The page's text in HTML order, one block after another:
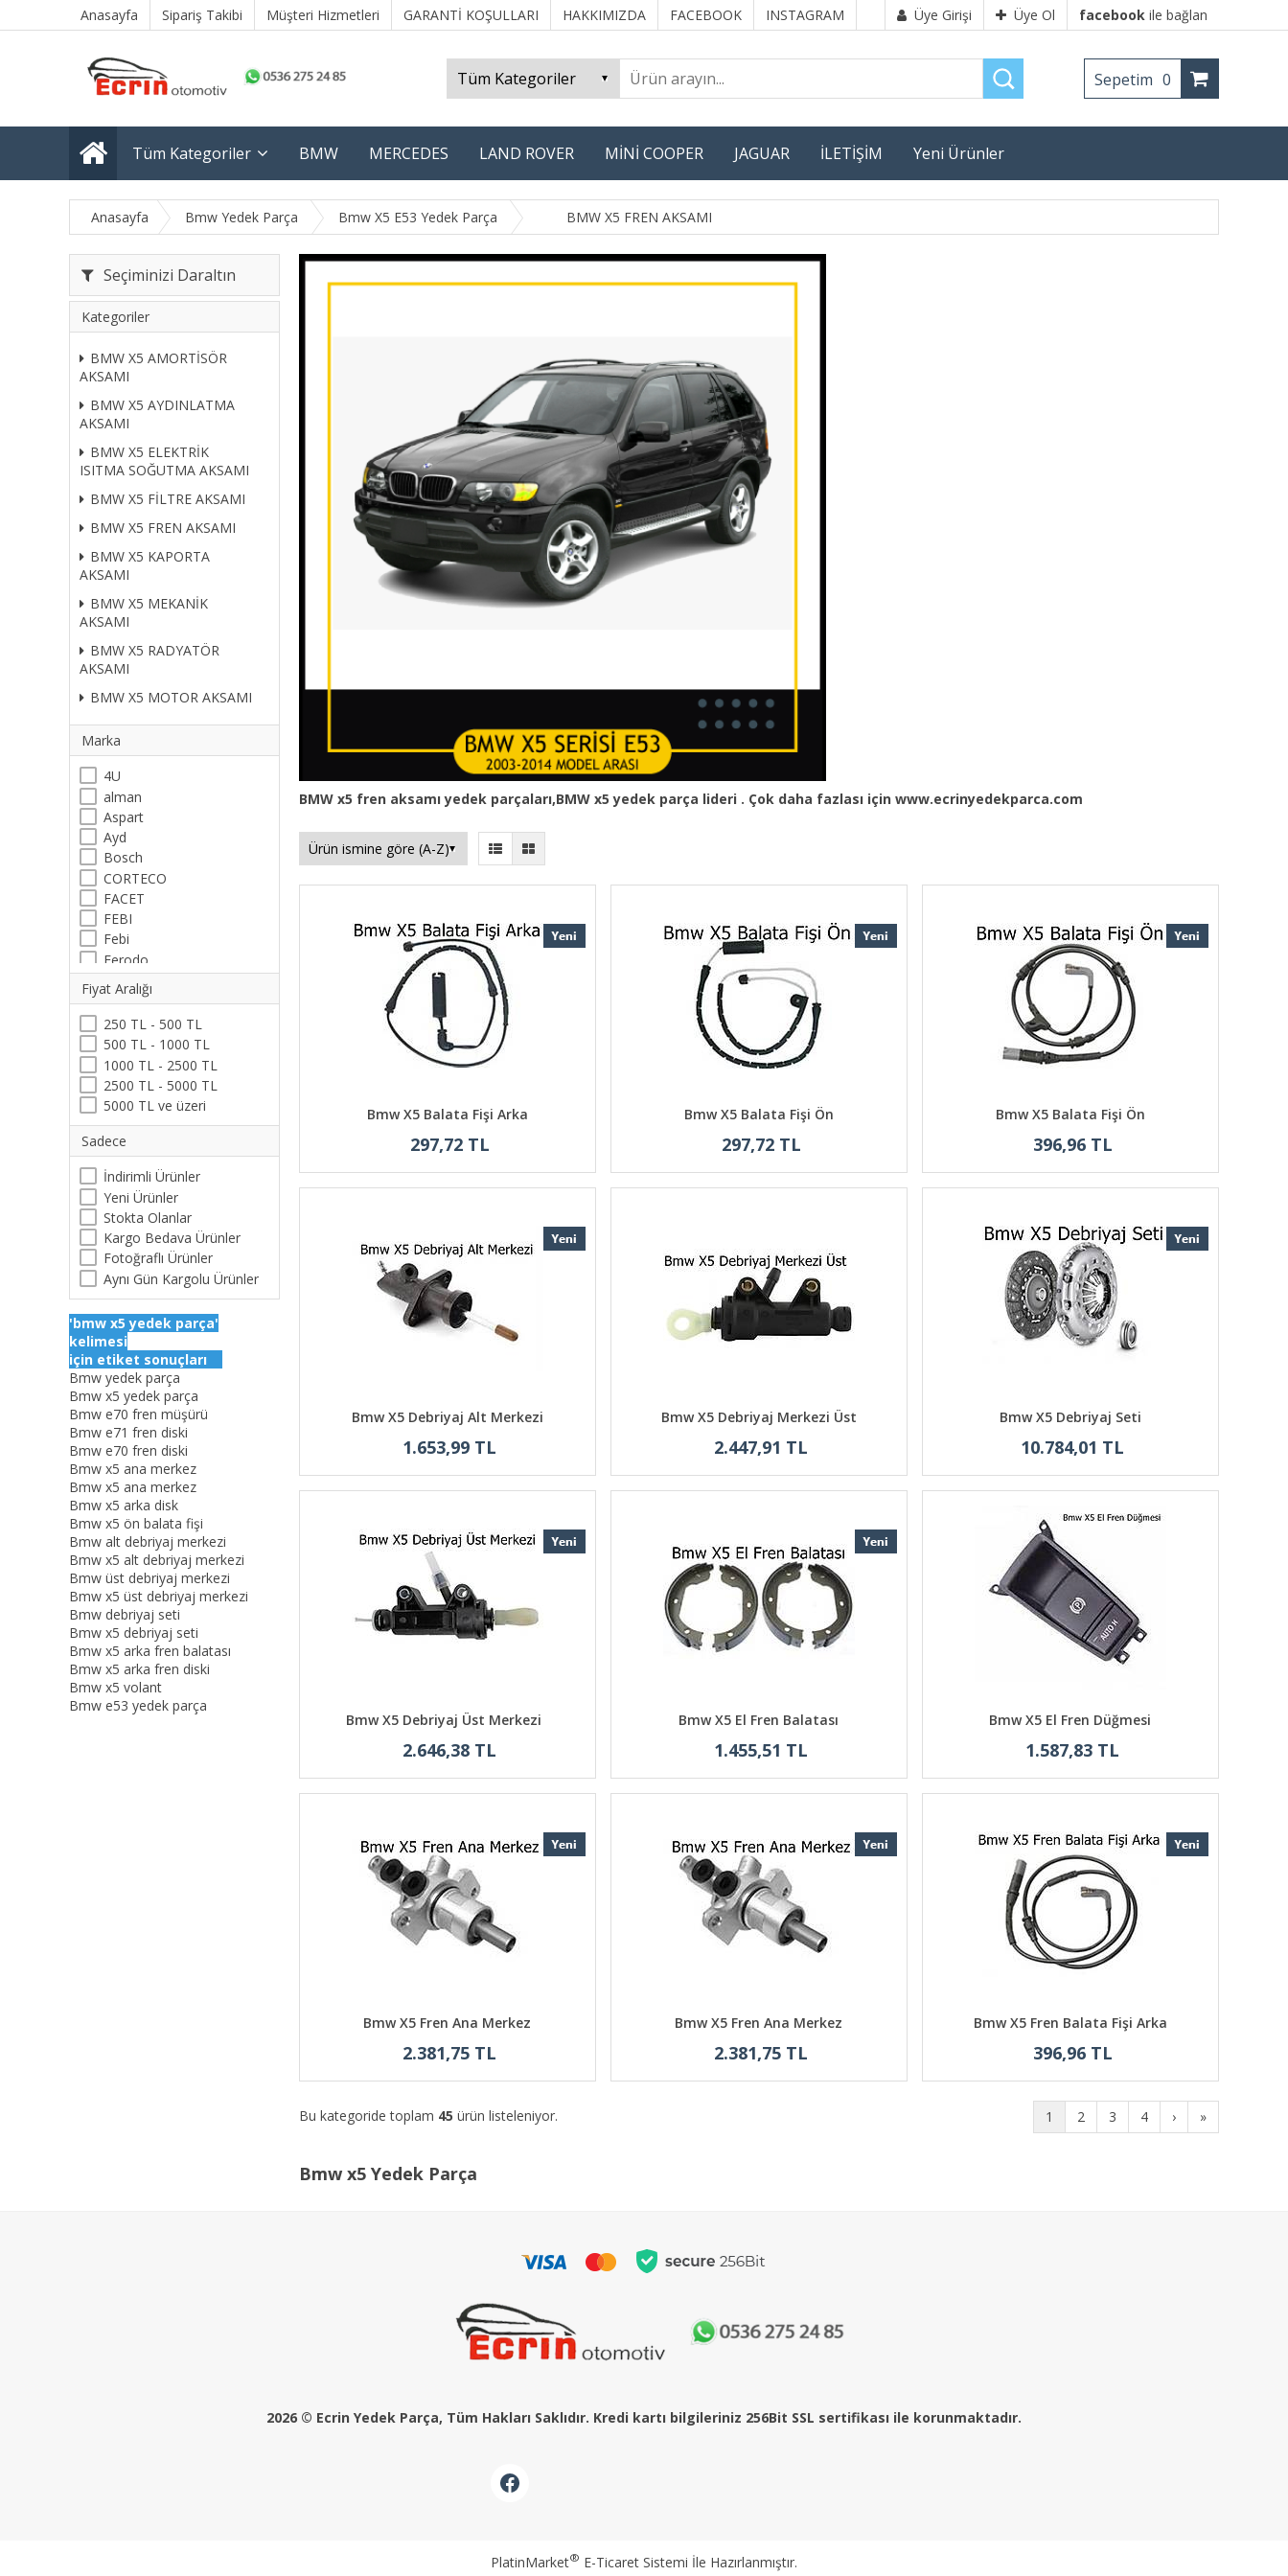
Anasayfa Sipariş Takibi Müşteri Hizmetleri GARANTİ KOŞULLARI HAKKIMIZDA FACEBOOK INSTAGRAM Üye Girişi Üye Ol facebook ile bağlan
Sepetim 0
Tüm Kategoriler BMW MERCEDES LAND ROVER MİNİ COOPER JAGUAR İLETİŞİM Yeni Ürünler
Anasayfa Bmw Yedek Parça Bmw X5 E53 Yedek Parça BMW X5 FREN AKSAMI
Seçiminizi Daraltın
Kategoriler
BMW X5 AMORTİSÖR
AKSAMI
BMW X5 AYDINLATMA
AKSAMI
BMW X5 ELEKTRİK
ISITMA SOĞUTMA AKSAMI
BMW X5 FİLTRE AKSAMI
BMW X5 FREN AKSAMI
BMW X5 KAPORTA
AKSAMI
BMW X5 MEKANİK
AKSAMI
BMW X5 RADYATÖR
AKSAMI
BMW X5 MOTOR AKSAMI
Marka
4U
alman
Aspart
Ayd
Bosch
CORTECO
FACET
FEBI
Febi
Ferodo
KYBURG
Luk
ORJİNAL
SACHS
TOPRAN
Wender
Fiyat Aralığı
250 TL - 500 TL
500 TL - 1000 TL
1000 TL - 2500 TL
2500 TL - 5000 TL
5000 TL ve üzeri
Sadece
İndirimli Ürünler
Yeni Ürünler
Stokta Olanlar
Kargo Bedava Ürünler
Fotoğraflı Ürünler
Aynı Gün Kargolu Ürünler
'bmw x5 yedek parça'
kelimesi
için etiket sonuçları
Bmw yedek parça
Bmw x5 yedek parça
Bmw e70 fren müşürü
Bmw e71 fren diski
Bmw e70 fren diski
Bmw x5 ana merkez
Bmw x5 ana merkez
Bmw x5 arka disk
Bmw x5 ön balata fişi
Bmw alt debriyaj merkezi
Bmw x5 alt debriyaj merkezi
Bmw üst debriyaj merkezi
Bmw x5 üst debriyaj merkezi
Bmw debriyaj seti
Bmw x5 debriyaj seti
Bmw x5 arka fren balatası
Bmw x5 arka fren diski
Bmw x5 volant
Bmw e53 yedek parça
BMW x5 fren aksamı yedek parçaları,BMW x5 yedek parça lideri . Çok daha fazlası için www.ecrinyedekparca.com
Bmw X5 Balata Fişi Arka
297,72 TL
Bmw X5 Balata Fişi Ön
297,72 TL
Bmw X5 Balata Fişi Ön
396,96 TL
Bmw X5 Debriyaj Alt Merkezi
1.653,99 TL
Bmw X5 Debriyaj Merkezi Üst
2.447,91 TL
Bmw X5 Debriyaj Seti
10.784,01 TL
Bmw X5 Debriyaj Üst Merkezi
2.646,38 TL
Bmw X5 El Fren Balatası
1.455,51 TL
Bmw X5 El Fren Düğmesi
1.587,83 TL
Bmw X5 Fren Ana Merkez
2.381,75 TL
Bmw X5 Fren Ana Merkez
2.381,75 TL
Bmw X5 Fren Balata Fişi Arka
396,96 TL
Bu kategoride toplam 45 ürün listeleniyor. 1 2 3 4 › »
Bmw x5 Yedek Parça
2026 © Ecrin Yedek Parça, Tüm Hakları Saklıdır. Kredi kartı bilgileriniz 256Bit SSL sertifikası ile korunmaktadır.
PlatinMarket® E-Ticaret Sistemi İle Hazırlanmıştır.